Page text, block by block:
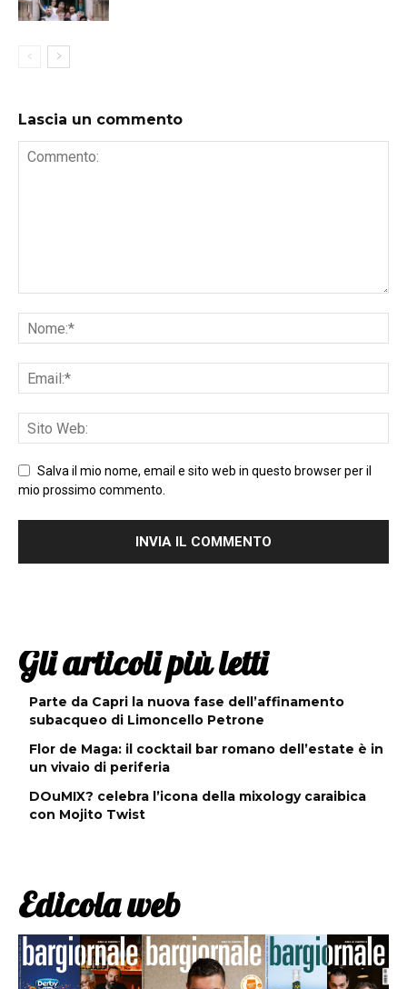
Lascia un commento
Salva il mio nome, email e sito web in questo browser per il
mio prossimo commento.
Gli articoli più letti
Parte da Capri la nuova fase dell’affinamento
subacqueo di Limoncello Petrone
Flor de Maga: il cocktail bar romano dell’estate è in
un vivaio di periferia
DOuMIX? celebra l’icona della mixology caraibica
con Mojito Twist
Edicola web